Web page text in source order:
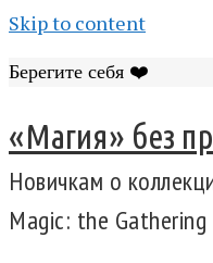
Skip to content
Берегите себя ❤️
«Магия» без
Новичкам о
Magic: the Gathering